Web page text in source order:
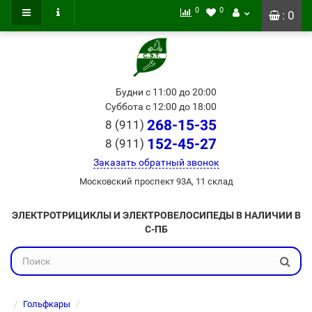
: 0
0 0
Будни с 11:00 до 20:00
Суббота с 12:00 до 18:00
8 (911) 268-15-35
8 (911) 152-45-27
Заказать обратный звонок
Московский проспект 93А, 11 склад
ЭЛЕКТРОТРИЦИКЛЫ И ЭЛЕКТРОВЕЛОСИПЕДЫ В НАЛИЧИИ В
С-ПБ
Гольфкары